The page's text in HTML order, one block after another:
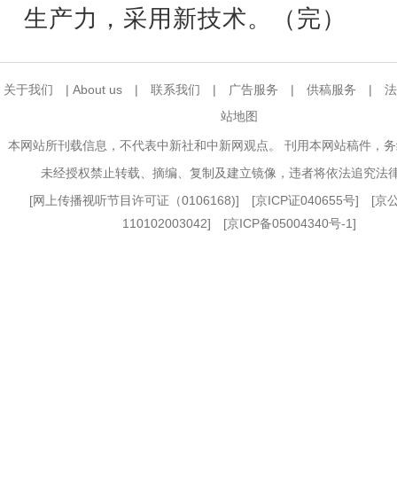
生产力，采用新技术。（完）
关于我们 | About us | 联系我们 | 广告服务 | 供稿服务 |
站地图
本网站所刊载信息，不代表中新社和中新网观点。 刊用本网站稿件，
未经授权禁止转载、摘编、复制及建立镜像，违者将依法追究法
[网上传播视听节目许可证（0106168)] [京ICP证040655号] [京
110102003042] [京ICP备05004340号-1]